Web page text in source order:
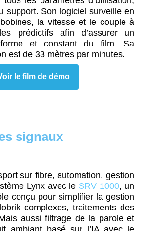
support. Son logiciel surveille en
la vitesse et le couple à
prédictifs afin d’assurer un
et constant du film. Sa
est de 33 mètres par minutes.
le film de démo
signaux
sur fibre, automation, gestion
Lynx avec le SRV 1000, un
conçu pour simplifier la gestion
complexes, traitements des
aussi filtrage de la parole et
ambiant basé sur l’IA avec le